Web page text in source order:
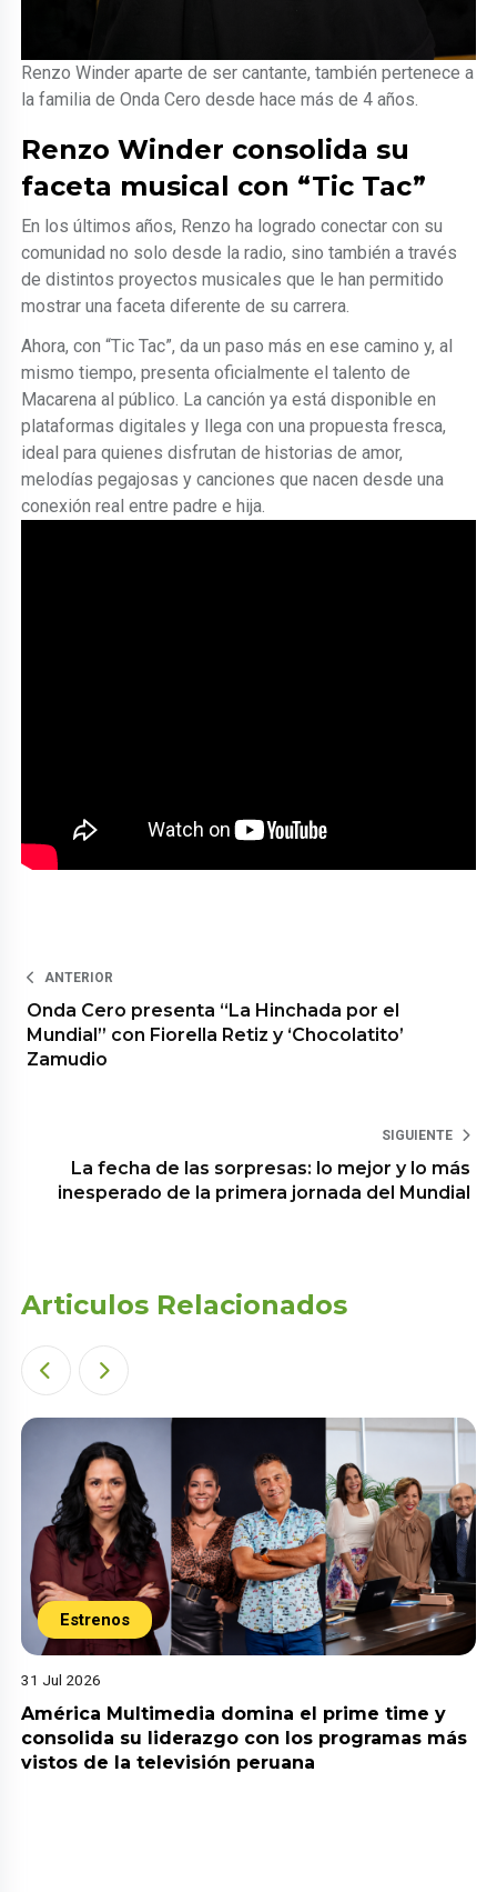
Renzo Winder aparte de ser cantante, también pertenece a
la familia de Onda Cero desde hace más de 4 años.
Renzo Winder consolida su
faceta musical con “Tic Tac”
En los últimos años, Renzo ha logrado conectar con su
comunidad no solo desde la radio, sino también a través
de distintos proyectos musicales que le han permitido
mostrar una faceta diferente de su carrera.
Ahora, con “Tic Tac”, da un paso más en ese camino y, al
mismo tiempo, presenta oficialmente el talento de
Macarena al público. La canción ya está disponible en
plataformas digitales y llega con una propuesta fresca,
ideal para quienes disfrutan de historias de amor,
melodías pegajosas y canciones que nacen desde una
conexión real entre padre e hija.
ANTERIOR
Onda Cero presenta “La Hinchada por el
Mundial” con Fiorella Retiz y ‘Chocolatito’
Zamudio
SIGUIENTE
La fecha de las sorpresas: lo mejor y lo más
inesperado de la primera jornada del Mundial
Articulos Relacionados
Estrenos
31 Jul 2026
América Multimedia domina el prime time y
consolida su liderazgo con los programas más
vistos de la televisión peruana